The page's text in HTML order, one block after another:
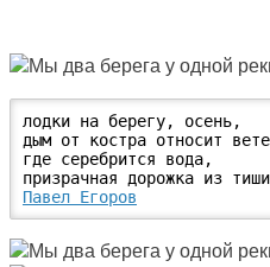
лодки на берегу, осень,
дым от костра относит
где серебрится вода,
Павел Егоров